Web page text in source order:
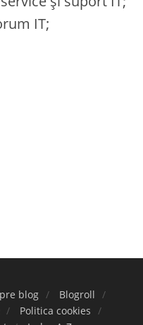
IT;
blog
Blogroll
Politica cookies